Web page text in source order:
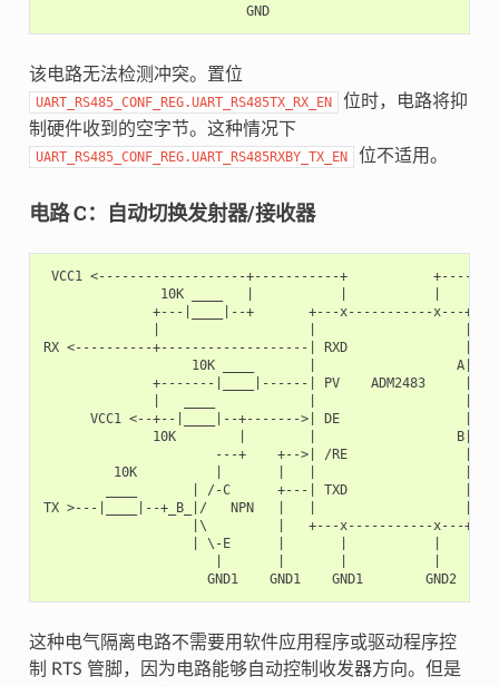
                          GND
该电路无法检测冲突。置位
UART_RS485_CONF_REG.UART_RS485TX_RX_EN
位时，电路将抑
制硬件收到的空字节。这种情况下
UART_RS485_CONF_REG.UART_RS485RXBY_TX_EN 位不适用。
电路 C：自动切换发射器/接收器
VCC1 <-------------------+-----------+
10K ____   |           |           |
+---|____|--+       +---x-----------x---+
RX <----------+-------------------| RXD               |
10K ____       |
+-------|____|------| PV    ADM2483     |
VCC1 <--+--|____|--+------->| DE                |
10K        |        |
---+    +-->| /RE               |
10K          |       |   |                   |
____       | /-C      +---| TXD               |
TX >---|____|--+_B_|/   NPN   |   |
|\         |   +---x-----------x---+
| \-E      |       |           |
这种电气隔离电路不需要用软件应用程序或驱动程序控
制 RTS 管脚，因为电路能够自动控制收发器方向。但是